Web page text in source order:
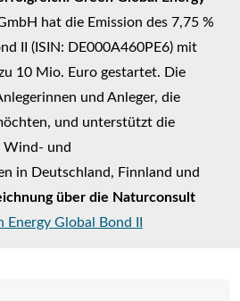
hat die Emission des 7,75 %
II (ISIN: DE000A460PE6) mit
10 Mio. Euro gestartet. Die
und Anleger, die
und unterstützt die
Wind- und
in Deutschland, Finnland und
über die Naturconsult
Energy Global Bond II